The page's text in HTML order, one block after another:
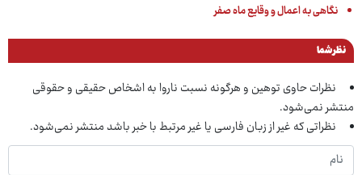
نگاهی به اعمال و وقایع ماه صفر
نظر شما
نظرات حاوی توهین و هرگونه نسبت ناروا به اشخاص حقیقی و حقوقی
منتشر نمی‌شود.
نظراتی که غیر از زبان فارسی یا غیر مرتبط با خبر باشد منتشر نمی‌شود.